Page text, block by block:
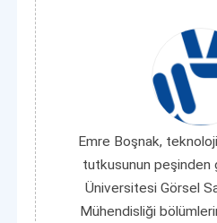
Emre Boşnak,
tutkusunun peşinden
Üniversitesi Görsel
Mühendisliği